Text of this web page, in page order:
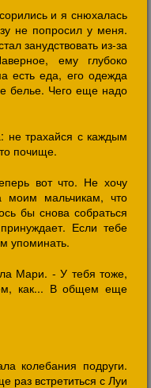
и я снюхалась
не попросил у меня.
занудствовать из-за
ему глубоко
есть еда, его одежда
белье. Чего еще надо
не трахайся с каждым
почище.
вот что. Не хочу
моим мальчикам, что
бы снова собраться
Если тебе
упоминать.
Мари. - У тебя тоже,
как... В общем еще
колебания подруги.
раз встретиться с Луи